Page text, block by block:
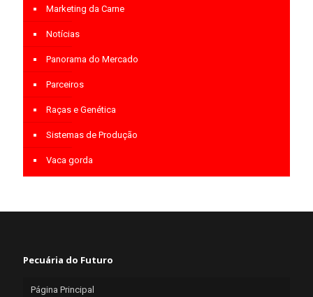
Marketing da Carne
Notícias
Panorama do Mercado
Parceiros
Raças e Genética
Sistemas de Produção
Vaca gorda
Pecuária do Futuro
Página Principal